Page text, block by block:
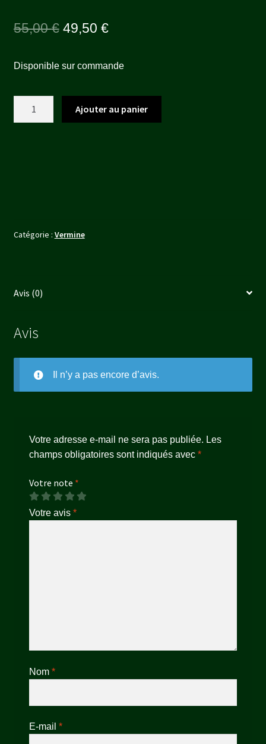
55,00€ Le
initial
était :
55,00 €.
49,50 €Le
actuel
est :
49,50 €.
Disponible sur commande
MONSTRE
Ajouter au panier
Catégorie : Vermine
Avis (0)
Avis
Il n’y a pas encore d’avis.
Votre adresse e-mail ne sera pas publiée. Les
champs obligatoires sont indiqués avec *
Votre note *
Votre avis *
Nom *
E-mail *